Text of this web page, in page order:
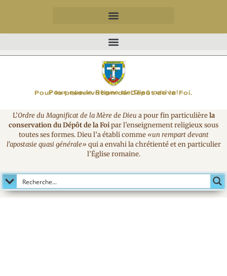
Pour la préservation du Dépôt de la Foi.
Pour que le Règne de Dieu arrive!
MAGNIFICAT
L’Ordre du Magnificat de la Mère de Dieu a pour fin particulièrela
conservation du Dépôt de la Foipar l’enseignement religieux sous
toutes ses formes. Dieu l’a établi comme«un rempart devant
l’apostasie quasi générale» qui a envahi la chrétienté et en particulier
l’Église romaine.